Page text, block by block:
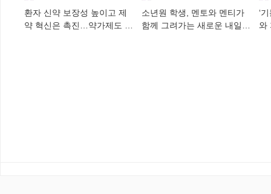
환자 신약 보장성 높이고 제
약 혁신은 촉진…약가제도 개
소년원 학생, 멘토와 멘티가
함께 그려가는 새로운 내일
‘
와